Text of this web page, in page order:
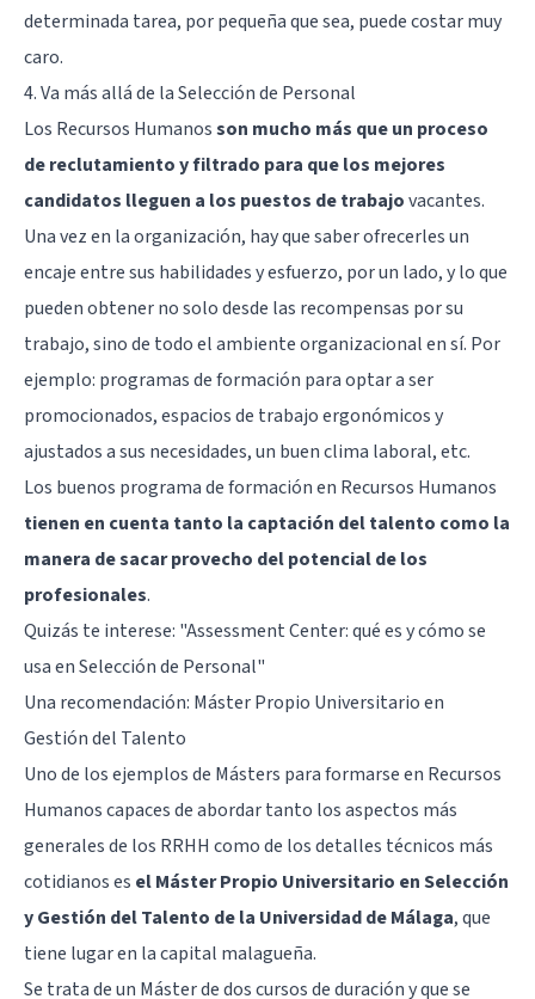
determinada tarea, por pequeña que sea, puede costar muy
caro.
4. Va más allá de la Selección de Personal
Los Recursos Humanosson mucho más que un proceso
de reclutamiento y filtrado para que los mejores
candidatos lleguen a los puestos de trabajovacantes.
Una vez en la organización, hay que saber ofrecerles un
encaje entre sus habilidades y esfuerzo, por un lado, y lo que
pueden obtener no solo desde las recompensas por su
trabajo, sino de todo el ambiente organizacional en sí. Por
ejemplo: programas de formación para optar a ser
promocionados, espacios de trabajo ergonómicos y
ajustados a sus necesidades, un buen clima laboral, etc.
Los buenos programa de formación en Recursos Humanos
tienen en cuenta tanto la captación del talento como la
manera de sacar provecho del potencial de los
profesionales.
Quizás te interese: "Assessment Center: qué es y cómo se
usa en Selección de Personal"
Una recomendación: Máster Propio Universitario en
Gestión del Talento
Uno de los ejemplos de Másters para formarse en Recursos
Humanos capaces de abordar tanto los aspectos más
generales de los RRHH como de los detalles técnicos más
cotidianos es el Máster Propio Universitario en Selección
y Gestión del Talento de la Universidad de Málaga, que
tiene lugar en la capital malagueña.
Se trata de un Máster de dos cursos de duración y que se